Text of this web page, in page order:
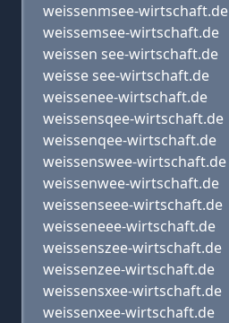
weissenmsee-wirtschaft.de
weissemsee-wirtschaft.de
weissen see-wirtschaft.de
weisse see-wirtschaft.de
weissenee-wirtschaft.de
weissensqee-wirtschaft.de
weissenqee-wirtschaft.de
weissenswee-wirtschaft.de
weissenwee-wirtschaft.de
weissenseee-wirtschaft.de
weisseneee-wirtschaft.de
weissenszee-wirtschaft.de
weissenzee-wirtschaft.de
weissensxee-wirtschaft.de
weissenxee-wirtschaft.de